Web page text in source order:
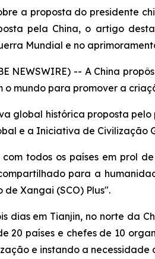
a proposta do presidente
pela China, o artigo
Mundial e no
NEWSWIRE) -- A China
o mundo para promover a
global histórica proposta
e a Iniciativa de Civilização
todos os países em prol
para a
Xangai (SCO) Plus".
dias em Tianjin, no norte da
20 países e chefes de 10
e instando a